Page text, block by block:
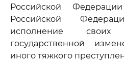
Российской
Российской
исполнение
государственной
иного тяжкого